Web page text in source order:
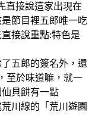
直接說這家出現在
節目裡五郎唯一吃
接說重點:特色是
五郎的簽名外，還
至於味道嘛，就一
貝餅有一點
川線的「荒川遊園